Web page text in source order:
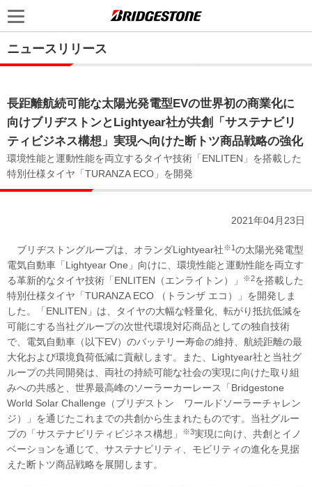
ニュースリリース
長距離航続可能な太陽光発電型EVの世界初の商業化に
向けブリヂストンとLightyear社が共創「サステナビリ
ティビジネス構想」実現へ向けた断トツ商品戦略の強化
環境性能と運動性能を両立するタイヤ技術「ENLITEN」を搭載した
特別仕様タイヤ「TURANZA ECO」を開発
2021年04月23日
ブリヂストングループは、オランダLightyear社※1の太陽光発電型
電気自動車「Lightyear One」向けに、環境性能と運動性能を両立す
る革新的なタイヤ技術「ENLITEN（エンライトン）」
※2を搭載した
特別仕様タイヤ「TURANZA ECO （トランザ エコ）」を開発しま
した。「ENLITEN」は、タイヤの大幅な軽量化、転がり抵抗低減を
可能にする当社グループの次世代環境対応商品としての独自技術
で、電気自動車（以下EV）のバッテリー寿命の維持、航続距離の最
大化および環境負荷低減に貢献します。また、Lightyear社と当社グ
ループの共同開発は、両社の持続可能な社会の実現に向けた取り組
みへの共感と、世界最高峰のソーラーカーレース「Bridgestone
World Solar Challenge（ブリヂストン ワールドソーラーチャレン
ジ）」を通じたこれまでの共創から生まれたものです。当社グルー
プの「サステナビリティビジネス構想」
※3実現に向け、共創とイノ
ベーションを通じて、サステナビリティ、モビリティの進化を見据
えた断トツ商品戦略を展開します。